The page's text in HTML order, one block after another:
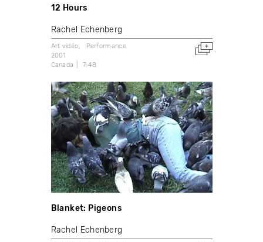
12 Hours
Rachel Echenberg
Art vidéo
Performance
2001
Canada
7:48
Blanket: Pigeons
Rachel Echenberg